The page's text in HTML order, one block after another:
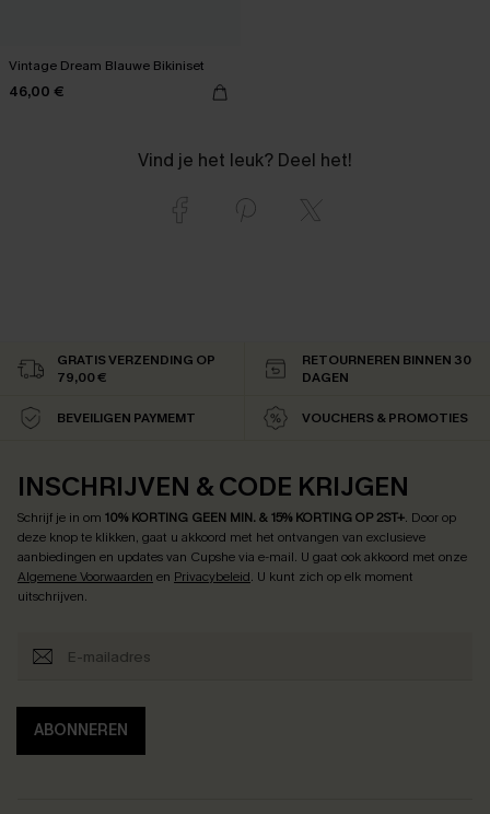
Vintage Dream Blauwe Bikiniset
46,00 €
Vind je het leuk? Deel het!
GRATIS VERZENDING OP
79,00 €
RETOURNEREN BINNEN 30
DAGEN
BEVEILIGEN PAYMEMT VOUCHERS & PROMOTIES
INSCHRIJVEN & CODE KRIJGEN
Schrijf je in om 10% KORTING GEEN MIN. & 15% KORTING OP 2ST+. Door op
deze knop te klikken, gaat u akkoord met het ontvangen van exclusieve
aanbiedingen en updates van Cupshe via e-mail. U gaat ook akkoord met onze
Algemene Voorwaarden en Privacybeleid. U kunt zich op elk moment
uitschrijven.
ABONNEREN